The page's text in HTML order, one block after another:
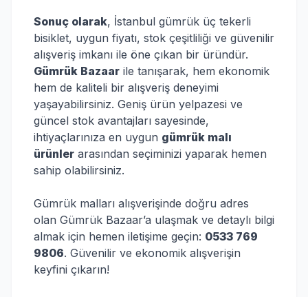
Sonuç olarak, İstanbul gümrük üç tekerli
bisiklet, uygun fiyatı, stok çeşitliliği ve güvenilir
alışveriş imkanı ile öne çıkan bir üründür.
Gümrük Bazaar ile tanışarak, hem ekonomik
hem de kaliteli bir alışveriş deneyimi
yaşayabilirsiniz. Geniş ürün yelpazesi ve
güncel stok avantajları sayesinde,
ihtiyaçlarınıza en uygun gümrük malı
ürünler arasından seçiminizi yaparak hemen
sahip olabilirsiniz.
Gümrük malları alışverişinde doğru adres
olan Gümrük Bazaar’a ulaşmak ve detaylı bilgi
almak için hemen iletişime geçin: 0533 769
9806. Güvenilir ve ekonomik alışverişin
keyfini çıkarın!